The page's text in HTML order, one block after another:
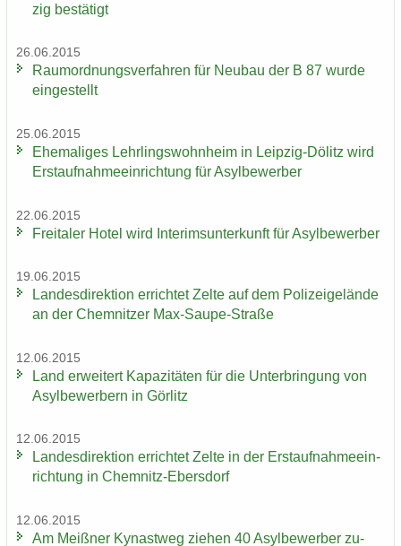
zig be­stä­tigt
26.06.2015
Raum­ord­nungs­ver­fah­ren für Neu­bau der B 87 wurde
ein­ge­stellt
25.06.2015
Ehe­ma­li­ges Lehr­lings­wohn­heim in Leipzig-​Dölitz wird
Erst­auf­nah­me­ein­rich­tung für Asyl­be­wer­ber
22.06.2015
Frei­ta­ler Hotel wird In­te­rims­un­ter­kunft für Asyl­be­wer­ber
19.06.2015
Lan­des­di­rek­ti­on er­rich­tet Zelte auf dem Po­li­zei­ge­län­de
an der Chem­nit­zer Max-​Saupe-Straße
12.06.2015
Land er­wei­tert Ka­pa­zi­tä­ten für die Un­ter­brin­gung von
Asyl­be­wer­bern in Gör­litz
12.06.2015
Lan­des­di­rek­ti­on er­rich­tet Zelte in der Erst­auf­nah­me­ein­
rich­tung in Chemnitz-​Ebersdorf
12.06.2015
Am Meiß­ner Ky­nast­weg zie­hen 40 Asyl­be­wer­ber zu­